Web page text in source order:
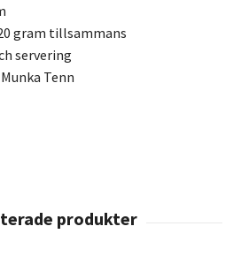
gram tillsammans
servering
Tenn